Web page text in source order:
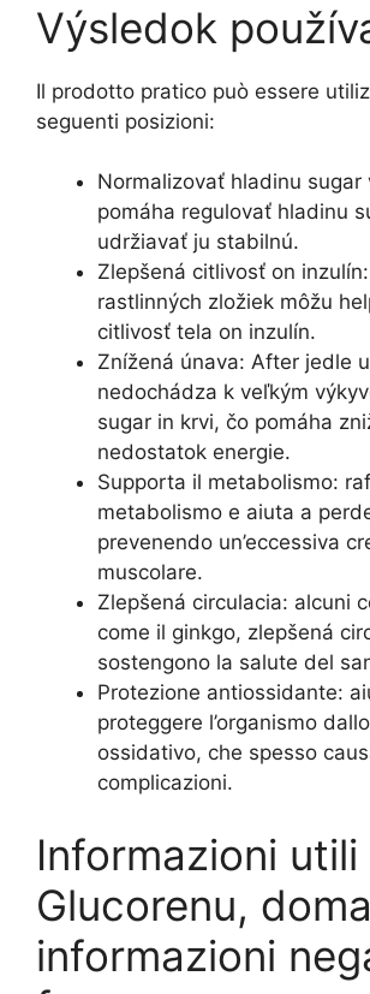
Výsledok
Il prodotto pratico può essere
seguenti posizioni:
Normalizovať hladinu sugar
pomáha regulovať hladinu
udržiavať ju stabilnú.
Zlepšená citlivosť on
rastlinných zložiek môžu
citlivosť tela on inzulín.
Znížená únava: After jedle
nedochádza k veľkým
sugar in krvi, čo pomáha
nedostatok energie.
Supporta il metabolismo:
metabolismo e aiuta a
prevenendo un’eccessiva
muscolare.
Zlepšená circulacia: alcuni
come il ginkgo, zlepšená
sostengono la salute del
Protezione antiossidante:
proteggere l’organismo
ossidativo, che spesso
complicazioni.
Informazioni utili
Glucorenu,
informazioni